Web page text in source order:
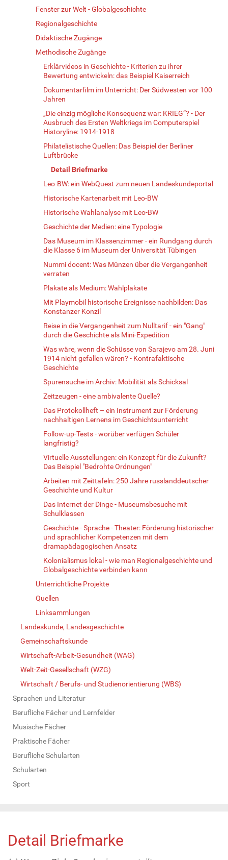
Fenster zur Welt - Globalgeschichte
Regionalgeschichte
Didaktische Zugänge
Methodische Zugänge
Erklärvideos in Geschichte - Kriterien zu ihrer
Bewertung entwickeln: das Beispiel Kaiserreich
Dokumentarfilm im Unterricht: Der Südwesten vor 100
Jahren
„Die einzig mögliche Konsequenz war: KRIEG“? - Der
Ausbruch des Ersten Weltkriegs im Computerspiel
Historyline: 1914-1918
Philatelistische Quellen: Das Beispiel der Berliner
Luftbrücke
Detail Briefmarke
Leo-BW: ein WebQuest zum neuen Landeskundeportal
Historische Kartenarbeit mit Leo-BW
Historische Wahlanalyse mit Leo-BW
Geschichte der Medien: eine Typologie
Das Museum im Klassenzimmer - ein Rundgang durch
die Klasse 6 im Museum der Universität Tübingen
Nummi docent: Was Münzen über die Vergangenheit
verraten
Plakate als Medium: Wahlplakate
Mit Playmobil historische Ereignisse nachbilden: Das
Konstanzer Konzil
Reise in die Vergangenheit zum Nulltarif - ein "Gang"
durch die Geschichte als Mini-Expedition
Was wäre, wenn die Schüsse von Sarajevo am 28. Juni
1914 nicht gefallen wären? - Kontrafaktische
Geschichte
Spurensuche im Archiv: Mobilität als Schicksal
Zeitzeugen - eine ambivalente Quelle?
Das Protokollheft – ein Instrument zur Förderung
nachhaltigen Lernens im Geschichtsunterricht
Follow-up-Tests - worüber verfügen Schüler
langfristig?
Virtuelle Ausstellungen: ein Konzept für die Zukunft?
Das Beispiel "Bedrohte Ordnungen"
Arbeiten mit Zeittafeln: 250 Jahre russlanddeutscher
Geschichte und Kultur
Das Internet der Dinge - Museumsbesuche mit
Schulklassen
Geschichte - Sprache - Theater: Förderung historischer
und sprachlicher Kompetenzen mit dem
dramapädagogischen Ansatz
Kolonialismus lokal - wie man Regionalgeschichte und
Globalgeschichte verbinden kann
Unterrichtliche Projekte
Quellen
Linksammlungen
Landeskunde, Landesgeschichte
Gemeinschaftskunde
Wirtschaft-Arbeit-Gesundheit (WAG)
Welt-Zeit-Gesellschaft (WZG)
Wirtschaft / Berufs- und Studienorientierung (WBS)
Sprachen und Literatur
Berufliche Fächer und Lernfelder
Musische Fächer
Praktische Fächer
Berufliche Schularten
Schularten
Sport
Detail Briefmarke